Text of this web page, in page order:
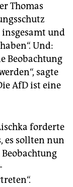
Thomas
insgesamt und
Und:
Beobachtung
sagte
AfD ist eine
forderte
es sollten nun